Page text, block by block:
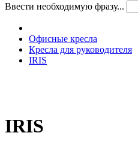
Ввести необходимую фразу...
Офисные кресла
Кресла для руководителя
IRIS
IRIS